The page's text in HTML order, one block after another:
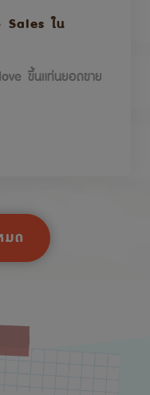
Sales ใน
ขึ้นแท่นยอดขาย
มด